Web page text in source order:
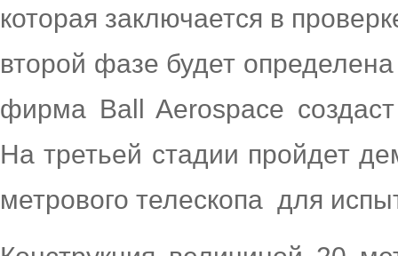
которая заключается в
второй фазе будет
фирма Ball Aerospace
На третьей стадии пройдет
метрового телескопа для